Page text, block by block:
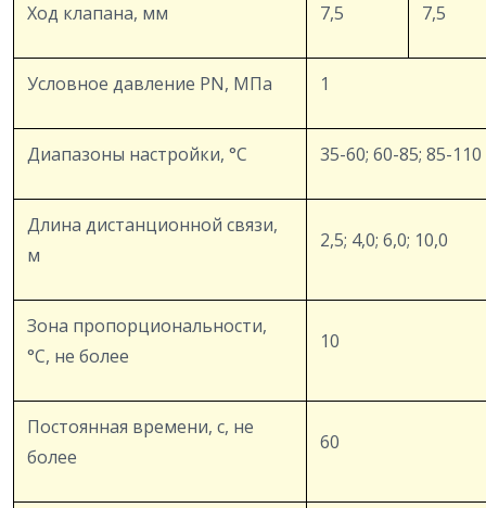
Ход клапана, мм 7,5 7,5
Условное давление PN, МПа 1
Диапазоны настройки, °C 35-60; 60-85; 85-110
Длина дистанционной связи,
м
2,5; 4,0; 6,0; 10,0
Зона пропорциональности,
°C, не более
10
Постоянная времени, с, не
более
60